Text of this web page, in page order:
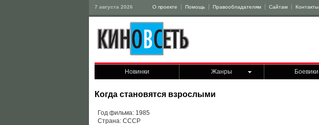
7 августа 2026 О проекте Помощь Правообладателям Сайтам Контакты
Новинки Жанры Боевики
Когда становятся взрослыми
Год фильма: 1985
Страна: СССР